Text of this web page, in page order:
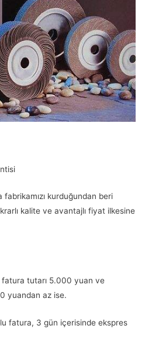
fabrikamızı kurduğundan beri
kalite ve avantajlı fiyat ilkesine
fatura tutarı 5.000 yuan ve
yuandan az ise.
fatura, 3 gün içerisinde ekspres